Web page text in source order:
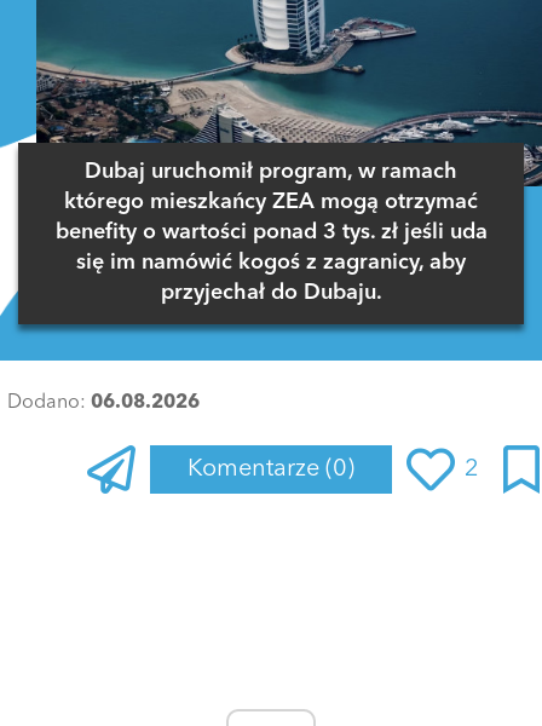
Dubaj uruchomił program, w ramach
którego mieszkańcy ZEA mogą otrzymać
benefity o wartości ponad 3 tys. zł jeśli uda
się im namówić kogoś z zagranicy, aby
przyjechał do Dubaju.
Dodano: 06.08.2026
Komentarze (0) 2